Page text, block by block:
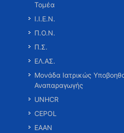
Τομέα
Ι.Ι.Ε.Ν.
Π.Ο.Ν.
Π.Σ.
ΕΛ.ΑΣ.
Μονάδα Ιατρικώς
Αναπαραγωγής
UNHCR
CEPOL
ΕΑΑΝ